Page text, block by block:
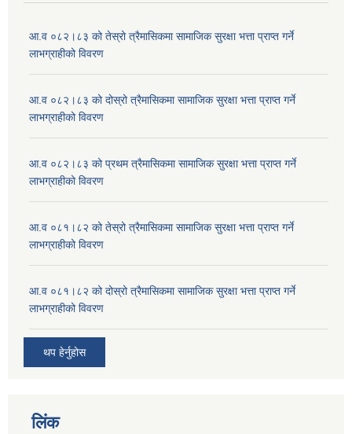
आ.व ०८२।८३ को तेस्रो त्रैमासिकमा सामाजिक सुरक्षा भत्ता प्राप्त गर्ने
लाभग्राहीको विवरण
आ.व ०८२।८३ को दोस्रो त्रैमासिकमा सामाजिक सुरक्षा भत्ता प्राप्त गर्ने
लाभग्राहीको विवरण
आ.व ०८२।८३ को प्रथम त्रैमासिकमा सामाजिक सुरक्षा भत्ता प्राप्त गर्ने
लाभग्राहीको विवरण
आ.व ०८१।८२ को तेस्रो त्रैमासिकमा सामाजिक सुरक्षा भत्ता प्राप्त गर्ने
लाभग्राहीको विवरण
आ.व ०८१।८२ को दोस्रो त्रैमासिकमा सामाजिक सुरक्षा भत्ता प्राप्त गर्ने
लाभग्राहीको विवरण
थप हेर्नुहोस
लिंक